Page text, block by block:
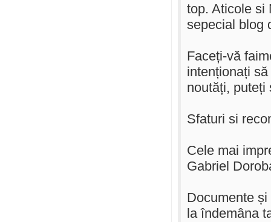
top. Aticole si
sepecial blog
Faceți-vă
intenționați
noutăți, puteți
Sfaturi si
Cele mai
Gabriel
Documente
la îndemâna